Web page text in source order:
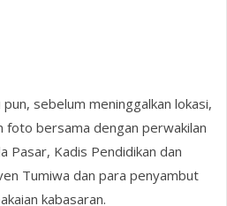
sebelum meninggalkan lokasi,
bersama dengan perwakilan
Pasar, Kadis Pendidikan dan
Tumiwa dan para penyambut
kabasaran.